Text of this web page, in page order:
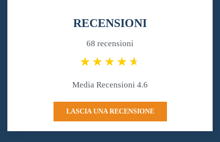
RECENSIONI
68 recensioni
Media Recensioni 4.6
LASCIA UNA RECENSIONE